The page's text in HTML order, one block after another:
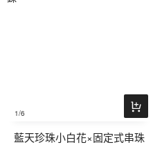
1/6
藍天珍珠小白花×固定式串珠